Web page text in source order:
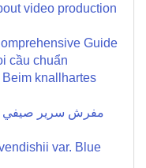
video production
Guide
cầu chuẩn
knallhartes